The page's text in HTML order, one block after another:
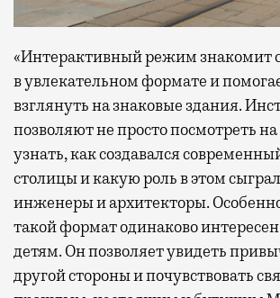
«Интерактивный режим знакомит
в увлекательном формате и
взглянуть на знаковые здания.
позволяют не просто посмотреть
узнать, как создавался
столицы и какую роль в этом
инженеры и архитекторы.
такой формат одинаково
детям. Он позволяет увидеть
другой стороны и почувствовать